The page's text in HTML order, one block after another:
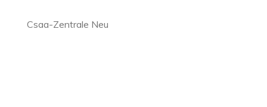
Csaa-Zentrale Neu